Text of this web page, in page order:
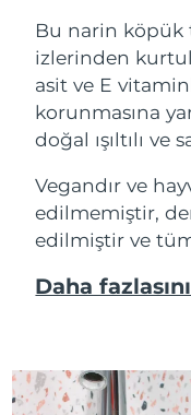
Bu narin köpük
izlerinden
asit ve E
korunmasına
doğal ışıltılı ve
Vegandır ve
edilmemiştir,
edilmiştir ve
Daha